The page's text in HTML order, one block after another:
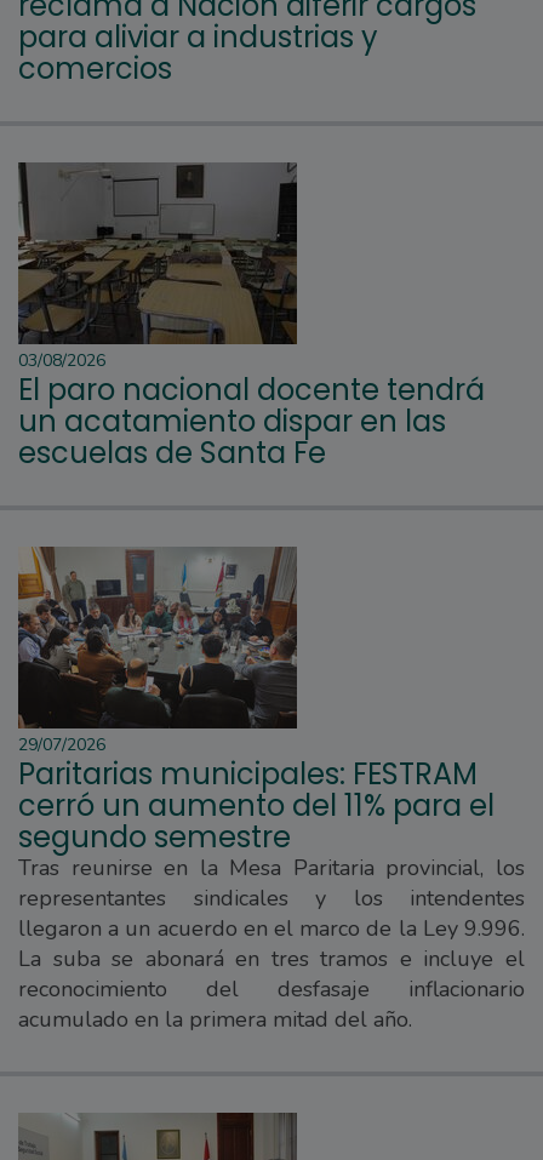
para aliviar a industrias y
comercios
03/08/2026
El paro nacional docente tendrá
un acatamiento dispar en las
escuelas de Santa Fe
29/07/2026
Paritarias municipales: FESTRAM
cerró un aumento del 11% para el
segundo semestre
Tras reunirse en la Mesa Paritaria provincial, los
representantes sindicales y los intendentes
llegaron a un acuerdo en el marco de la Ley 9.996.
La suba se abonará en tres tramos e incluye el
reconocimiento del desfasaje inflacionario
acumulado en la primera mitad del año.